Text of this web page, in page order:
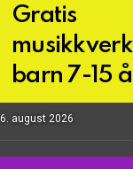
Gratis
barn 7-15
6. august 2026